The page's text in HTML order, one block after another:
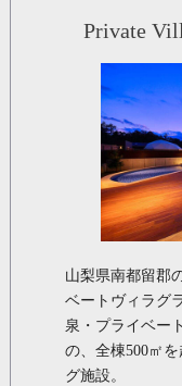
Private
山梨県南都留郡
ベートヴィラグ
泉・プライベー
の、全棟500㎡
グ施設。